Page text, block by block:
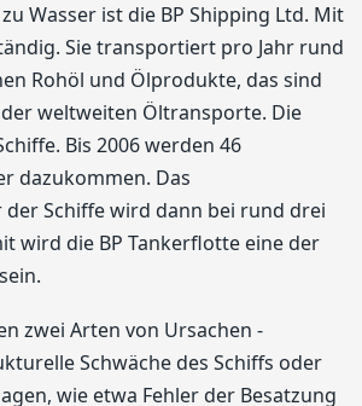
Wasser ist die BP Shipping Ltd. Mit
Sie transportiert pro Jahr rund
Rohöl und Ölprodukte, das sind
weltweiten Öltransporte. Die
Bis 2006 werden 46
dazukommen. Das
Schiffe wird dann bei rund drei
wird die BP Tankerflotte eine der
zwei Arten von Ursachen -
Schwäche des Schiffs oder
wie etwa Fehler der Besatzung